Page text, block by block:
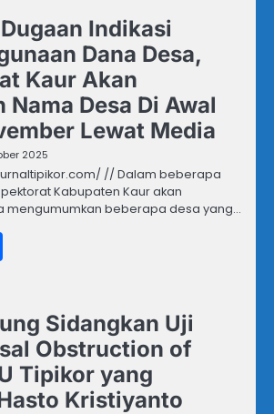
Indikasi
Dana Desa,
Kaur Akan
Nama Desa Di Awal
Lewat Media
2025
// Dalam beberapa
Kabupaten Kaur akan
mengumumkan beberapa desa yang…
Sidangkan Uji
Obstruction of
Tipikor yang
Kristiyanto